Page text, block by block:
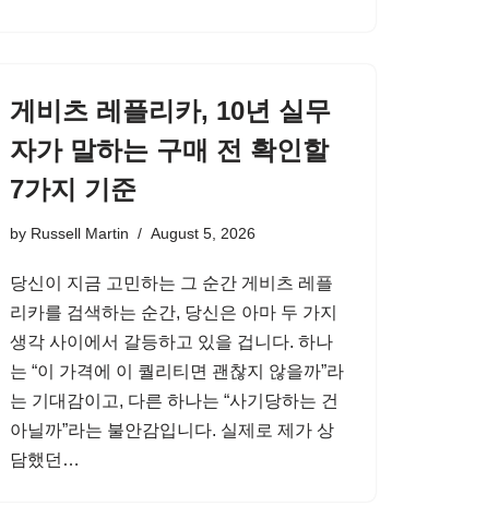
게비츠 레플리카, 10년 실무
자가 말하는 구매 전 확인할
7가지 기준
by Russell Martin August 5, 2026
당신이 지금 고민하는 그 순간 게비츠 레플
리카를 검색하는 순간, 당신은 아마 두 가지
생각 사이에서 갈등하고 있을 겁니다. 하나
는 “이 가격에 이 퀄리티면 괜찮지 않을까”라
는 기대감이고, 다른 하나는 “사기당하는 건
아닐까”라는 불안감입니다. 실제로 제가 상
담했던…